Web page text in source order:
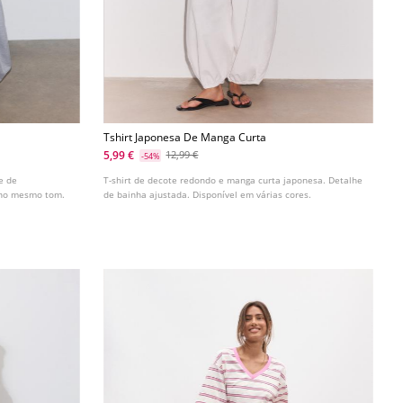
de
mesmo tom.
Tshirt Japonesa De Manga Curta
5,99 €
-54% 12,99 €
T-shirt de decote redondo e manga curta japonesa. Detalhe
de bainha ajustada. Disponível em várias cores.